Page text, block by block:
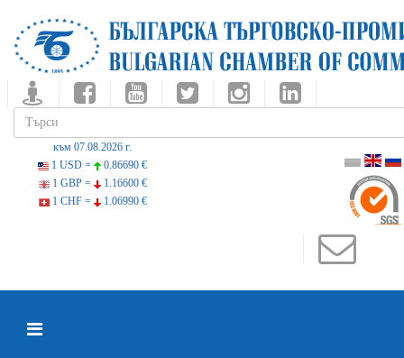
към 07.08.2026 г.
1 USD =
0.86690 €
1 GBP =
1.16600 €
1 CHF =
1.06990 €